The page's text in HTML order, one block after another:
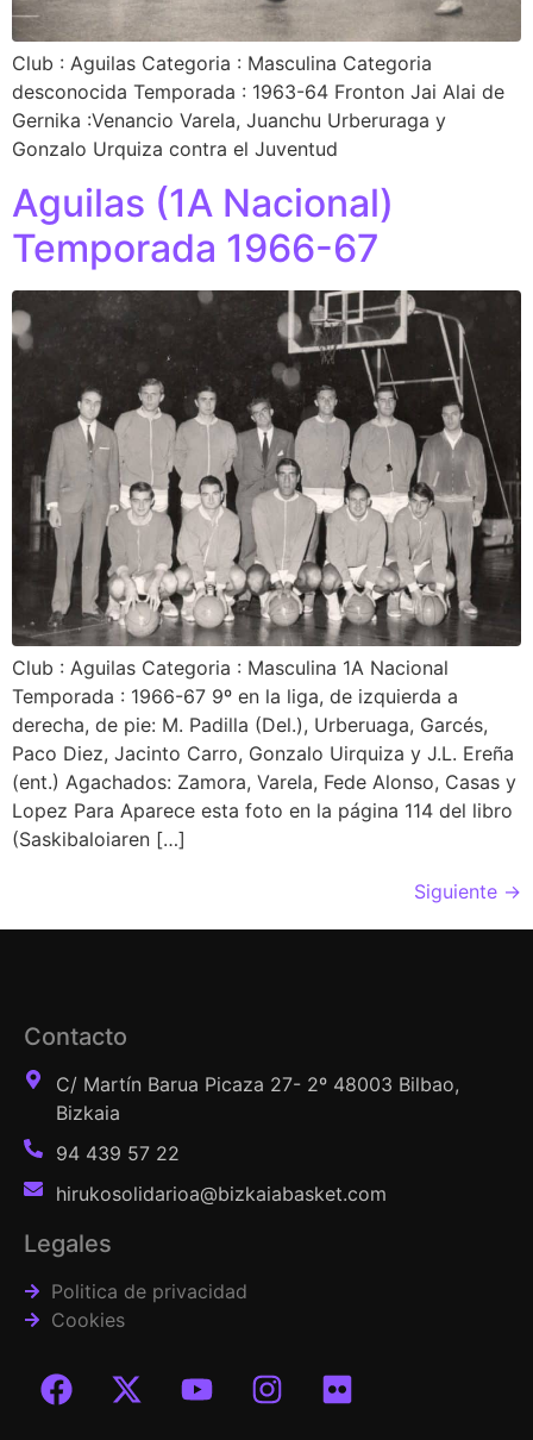
Club : Aguilas Categoria : Masculina Categoria
desconocida Temporada : 1963-64 Fronton Jai Alai de
Gernika :Venancio Varela, Juanchu Urberuraga y
Gonzalo Urquiza contra el Juventud
Aguilas (1A Nacional)
Temporada 1966-67
Club : Aguilas Categoria : Masculina 1A Nacional
Temporada : 1966-67 9º en la liga, de izquierda a
derecha, de pie: M. Padilla (Del.), Urberuaga, Garcés,
Paco Diez, Jacinto Carro, Gonzalo Uirquiza y J.L. Ereña
(ent.) Agachados: Zamora, Varela, Fede Alonso, Casas y
Lopez Para Aparece esta foto en la página 114 del libro
(Saskibaloiaren […]
Siguiente →
Contacto
C/ Martín Barua Picaza 27- 2º 48003 Bilbao,
Bizkaia
94 439 57 22
hirukosolidarioa@bizkaiabasket.com
Legales
Politica de privacidad
Cookies